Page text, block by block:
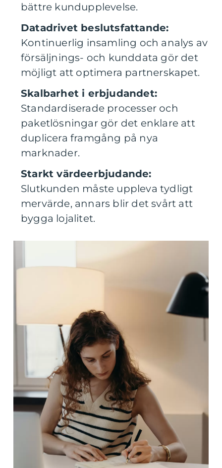
bättre kundupplevelse.
Datadrivet beslutsfattande:
Kontinuerlig insamling och analys av
försäljnings- och kunddata gör det
möjligt att optimera partnerskapet.
Skalbarhet i erbjudandet:
Standardiserade processer och
paketlösningar gör det enklare att
duplicera framgång på nya
marknader.
Starkt värdeerbjudande:
Slutkunden måste uppleva tydligt
mervärde, annars blir det svårt att
bygga lojalitet.